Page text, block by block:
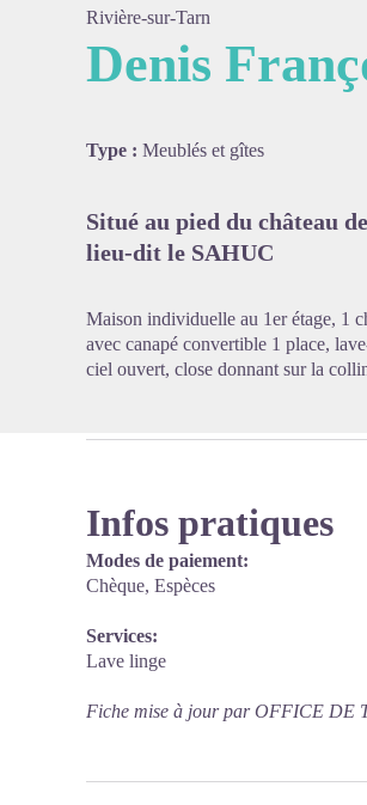
Rivière-sur-Tarn
Denis
Type : Meublés et gîtes
Situé au pied du château
lieu-dit le SAHUC
Maison individuelle au 1er étage, 1
avec canapé convertible 1 place,
ciel ouvert, close donnant sur la
Infos pratiques
Modes de paiement:
Chèque, Espèces
Services:
Lave linge
Fiche mise à jour par OFFICE DE